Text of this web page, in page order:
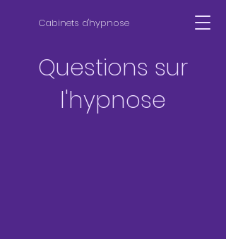
Cabinets d'hypnose
Questions sur
l'hypnose